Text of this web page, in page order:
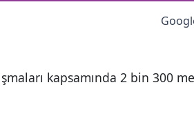
kapsamında 2 bin 300